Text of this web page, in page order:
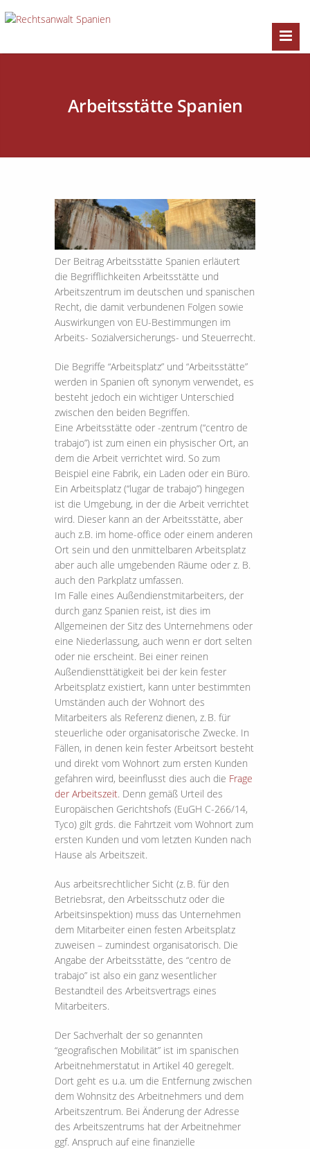
Arbeitsstätte Spanien
Der Beitrag Arbeitsstätte Spanien erläutert
die Begrifflichkeiten Arbeitsstätte und
Arbeitszentrum im deutschen und spanischen
Recht, die damit verbundenen Folgen sowie
Auswirkungen von EU-Bestimmungen im
Arbeits- Sozialversicherungs- und Steuerrecht.
Die Begriffe “Arbeitsplatz” und “Arbeitsstätte”
werden in Spanien oft synonym verwendet, es
besteht jedoch ein wichtiger Unterschied
zwischen den beiden Begriffen.
Eine Arbeitsstätte oder -zentrum (“centro de
trabajo”) ist zum einen ein physischer Ort, an
dem die Arbeit verrichtet wird. So zum
Beispiel eine Fabrik, ein Laden oder ein Büro.
Ein Arbeitsplatz (“lugar de trabajo”) hingegen
ist die Umgebung, in der die Arbeit verrichtet
wird. Dieser kann an der Arbeitsstätte, aber
auch z.B. im home-office oder einem anderen
Ort sein und den unmittelbaren Arbeitsplatz
aber auch alle umgebenden Räume oder z. B.
auch den Parkplatz umfassen.
Im Falle eines Außendienstmitarbeiters, der
durch ganz Spanien reist, ist dies im
Allgemeinen der Sitz des Unternehmens oder
eine Niederlassung, auch wenn er dort selten
oder nie erscheint. Bei einer reinen
Außendiensttätigkeit bei der kein fester
Arbeitsplatz existiert, kann unter bestimmten
Umständen auch der Wohnort des
Mitarbeiters als Referenz dienen, z. B. für
steuerliche oder organisatorische Zwecke. In
Fällen, in denen kein fester Arbeitsort besteht
und direkt vom Wohnort zum ersten Kunden
gefahren wird, beeinflusst dies auch die Frage
der Arbeitszeit. Denn gemäß Urteil des
Europäischen Gerichtshofs (EuGH C-266/14,
Tyco) gilt grds. die Fahrtzeit vom Wohnort zum
ersten Kunden und vom letzten Kunden nach
Hause als Arbeitszeit.
Aus arbeitsrechtlicher Sicht (z. B. für den
Betriebsrat, den Arbeitsschutz oder die
Arbeitsinspektion) muss das Unternehmen
dem Mitarbeiter einen festen Arbeitsplatz
zuweisen – zumindest organisatorisch. Die
Angabe der Arbeitsstätte, des “centro de
trabajo” ist also ein ganz wesentlicher
Bestandteil des Arbeitsvertrags eines
Mitarbeiters.
Der Sachverhalt der so genannten
“geografischen Mobilität” ist im spanischen
Arbeitnehmerstatut in Artikel 40 geregelt.
Dort geht es u.a. um die Entfernung zwischen
dem Wohnsitz des Arbeitnehmers und dem
Arbeitszentrum. Bei Änderung der Adresse
des Arbeitszentrums hat der Arbeitnehmer
ggf. Anspruch auf eine finanzielle